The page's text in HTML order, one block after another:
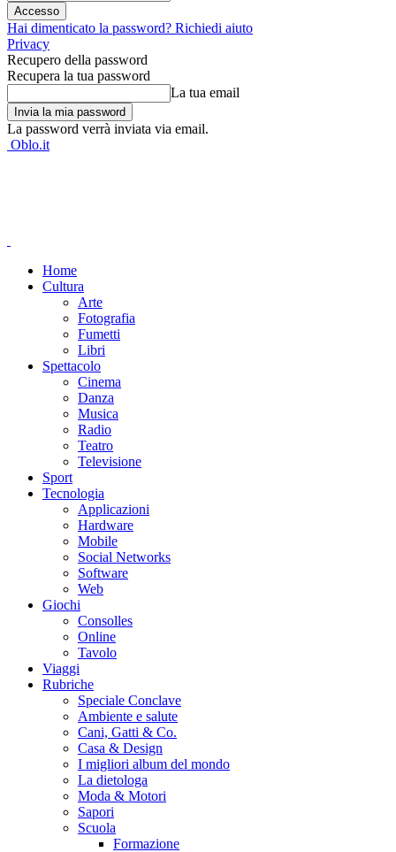
Hai dimenticato la password? Richiedi aiuto
Privacy
Recupero della password
Recupera la tua password
La tua email
La password verrà inviata via email.
Oblo.it
Home
Cultura
Arte
Fotografia
Fumetti
Libri
Spettacolo
Cinema
Danza
Musica
Radio
Teatro
Televisione
Sport
Tecnologia
Applicazioni
Hardware
Mobile
Social Networks
Software
Web
Giochi
Consolles
Online
Tavolo
Viaggi
Rubriche
Speciale Conclave
Ambiente e salute
Cani, Gatti & Co.
Casa & Design
I migliori album del mondo
La dietologa
Moda & Motori
Sapori
Scuola
Formazione